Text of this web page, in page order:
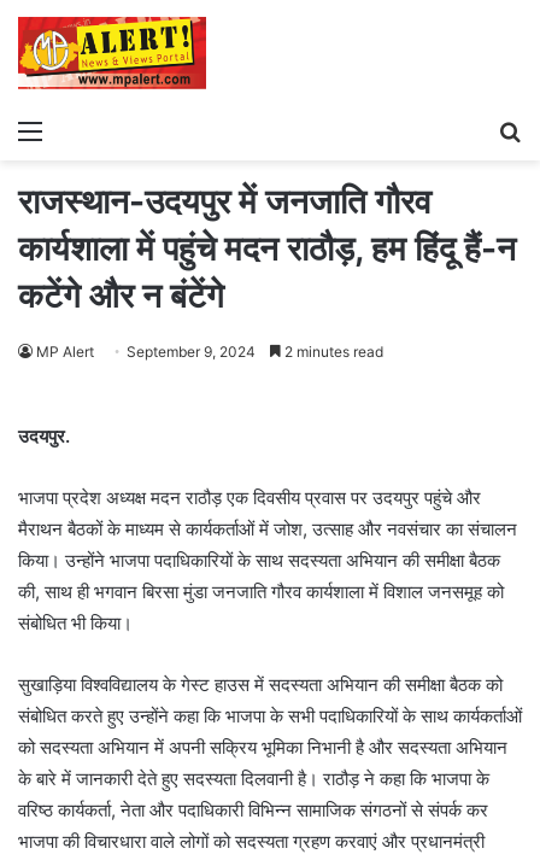
Menu
राजस्थान-उदयपुर में जनजाति गौरव
कार्यशाला में पहुंचे मदन राठौड़, हम हिंदू हैं-न
कटेंगे और न बंटेंगे
MP Alert September 9, 2024 2 minutes read
उदयपुर.
भाजपा प्रदेश अध्यक्ष मदन राठौड़ एक दिवसीय प्रवास पर उदयपुर पहुंचे और
मैराथन बैठकों के माध्यम से कार्यकर्ताओं में जोश, उत्साह और नवसंचार का संचालन
किया। उन्होंने भाजपा पदाधिकारियों के साथ सदस्यता अभियान की समीक्षा बैठक
की, साथ ही भगवान बिरसा मुंडा जनजाति गौरव कार्यशाला में विशाल जनसमूह को
संबोधित भी किया।
सुखाड़िया विश्वविद्यालय के गेस्ट हाउस में सदस्यता अभियान की समीक्षा बैठक को
संबोधित करते हुए उन्होंने कहा कि भाजपा के सभी पदाधिकारियों के साथ कार्यकर्ताओं
को सदस्यता अभियान में अपनी सक्रिय भूमिका निभानी है और सदस्यता अभियान
के बारे में जानकारी देते हुए सदस्यता दिलवानी है। राठौड़ ने कहा कि भाजपा के
वरिष्ठ कार्यकर्ता, नेता और पदाधिकारी विभिन्न सामाजिक संगठनों से संपर्क कर
भाजपा की विचारधारा वाले लोगों को सदस्यता ग्रहण करवाएं और प्रधानमंत्री